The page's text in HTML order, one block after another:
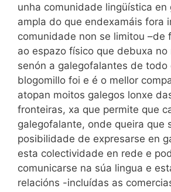
unha comunidade lingüística en
ampla do que endexamáis fora
comunidade non se limitou –de
ao espazo físico que debuxa no
senón a galegofalantes de
blogomillo foi e é o mellor
atopan moitos galegos lonxe
fronteiras, xa que permite que
galegofalante, onde queira que
posibilidade de expresarse en
esta colectividade en rede e
comunicarse na súa lingua e
relacións -incluídas as